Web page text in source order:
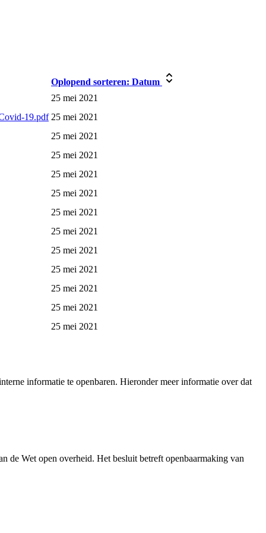
Oplopend sorteren: Datum
25 mei 2021
19.pdf 25 mei 2021
25 mei 2021
25 mei 2021
25 mei 2021
25 mei 2021
25 mei 2021
25 mei 2021
25 mei 2021
25 mei 2021
25 mei 2021
25 mei 2021
25 mei 2021
informatie te openbaren. Hieronder meer informatie over dat
de Wet open overheid. Het besluit betreft openbaarmaking van